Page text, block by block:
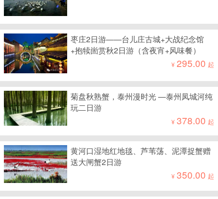
枣庄2日游——台儿庄古城+大战纪念馆
+抱犊崮赏秋2日游（含夜宵+风味餐）
¥295.00 起
菊盘秋熟蟹，泰州漫时光 —泰州凤城河纯
玩二日游
¥378.00 起
黄河口湿地红地毯、芦苇荡、泥潭捉蟹赠
送大闸蟹2日游
¥350.00 起